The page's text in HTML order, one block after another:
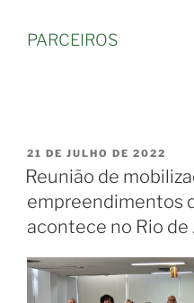
PARCEIROS
Reunião de
empreendimentos
acontece no Rio de